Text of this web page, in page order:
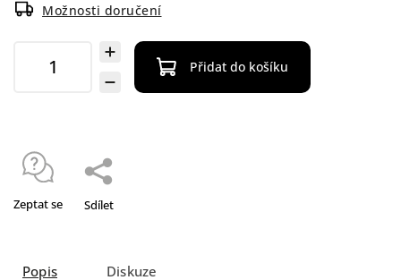
Možnosti doručení
Přidat do košíku
Zeptat se Sdílet
Popis Diskuze